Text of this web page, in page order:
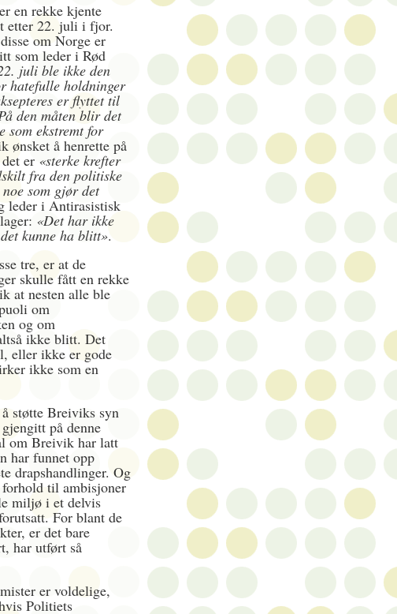
en rekke kjente
etter 22. juli i fjor.
om Norge er
som leder i Rød
juli ble ikke den
hatefulle holdninger
er flyttet til
den måten blir det
som ekstremt for
ønsket å henrette på
er «sterke krefter
fra den politiske
som gjør det
leder i Antirasistisk
«Det har ikke
kunne ha blitt».
tre, er at de
skulle fått en rekke
at nesten alle ble
om
og om
ikke blitt. Det
eller ikke er gode
ikke som en
støtte Breiviks syn
på denne
om Breivik har latt
har funnet opp
drapshandlinger. Og
til ambisjoner
miljø i et delvis
For blant de
er det bare
har utført så
er voldelige,
Politiets